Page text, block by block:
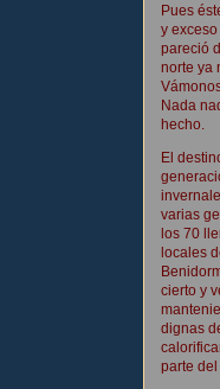
Pues
y
pareció
norte ya
Nada
hecho.
El
varias
los 70
locales
cierto y
dignas
parte del